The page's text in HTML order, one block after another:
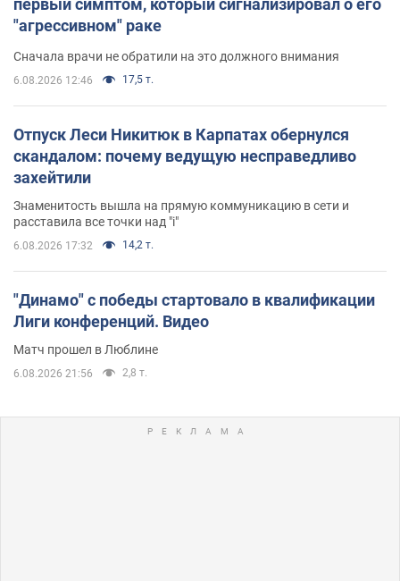
"агрессивном" раке
Сначала врачи не обратили на это должного внимания
6.08.2026 12:46 17,5 т.
Отпуск Леси Никитюк в Карпатах обернулся
скандалом: почему ведущую несправедливо
захейтили
Знаменитость вышла на прямую коммуникацию в сети и
расставила все точки над "i"
6.08.2026 17:32 14,2 т.
"Динамо" с победы стартовало в квалификации
Лиги конференций. Видео
Матч прошел в Люблине
6.08.2026 21:56 2,8 т.